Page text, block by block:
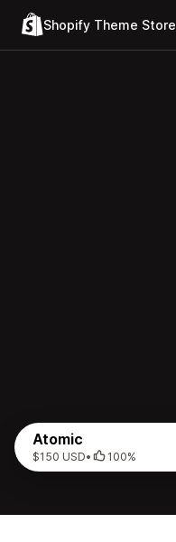
Shopify Theme Store
Atomic
$150 USD• 100%